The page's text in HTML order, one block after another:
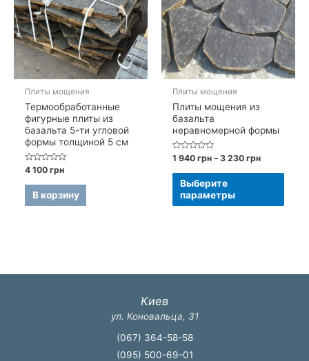
Плиты мощения
Термообработанные
фигурные плиты из
базальта 5-ти угловой
формы толщиной 5 см
Оценка
из
4 100грн
В корзину
Плиты мощения
Плиты мощения из
базальта
неравномерной формы
Оценка
из
1 940грн – 3 230грнДиапазон
Выберите
параметры
Этот
Киев
ул. Коновальца, 31
(067) 364-58-58
(095) 500-69-01